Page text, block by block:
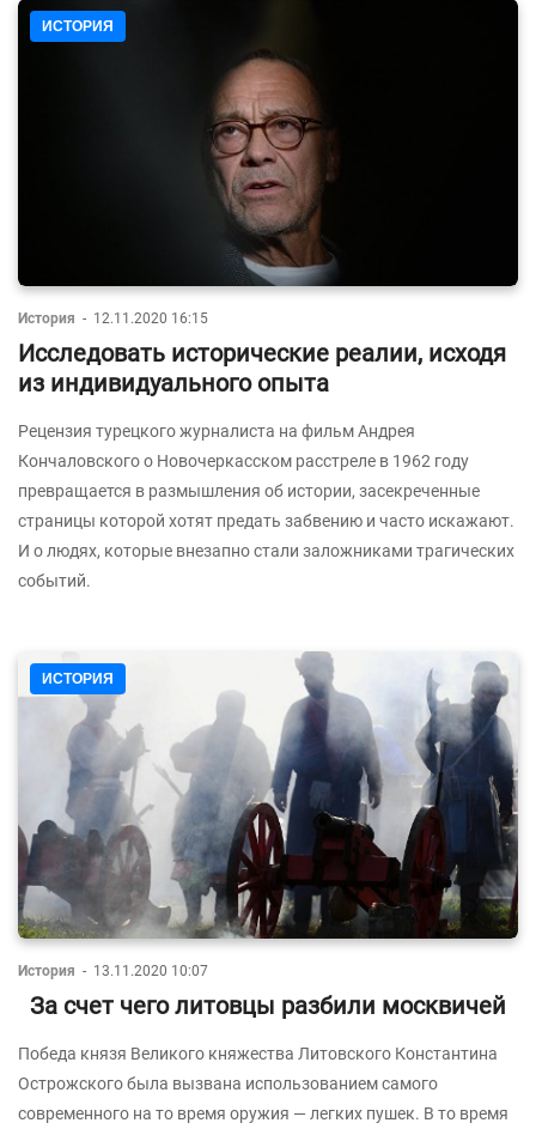
ИСТОРИЯ
История - 12.11.2020 16:15
Исследовать исторические реалии, исходя
из индивидуального опыта
Рецензия турецкого журналиста на фильм Андрея
Кончаловского о Новочеркасском расстреле в 1962 году
превращается в размышления об истории, засекреченные
страницы которой хотят предать забвению и часто искажают.
И о людях, которые внезапно стали заложниками трагических
событий.
ИСТОРИЯ
История - 13.11.2020 10:07
За счет чего литовцы разбили москвичей
Победа князя Великого княжества Литовского Константина
Острожского была вызвана использованием самого
современного на то время оружия — легких пушек. В то время